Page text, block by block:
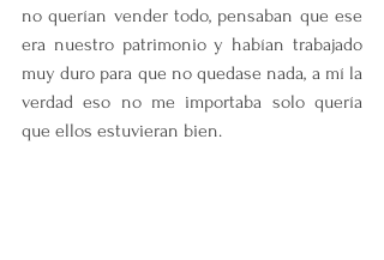
no querían vender todo, pensaban que ese
era nuestro patrimonio y habían trabajado
muy duro para que no quedase nada, a mí la
verdad eso no me importaba solo quería
que ellos estuvieran bien.